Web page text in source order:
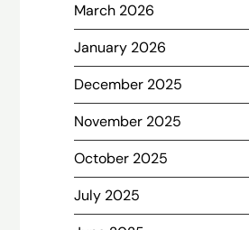
March 2026
January 2026
December 2025
November 2025
October 2025
July 2025